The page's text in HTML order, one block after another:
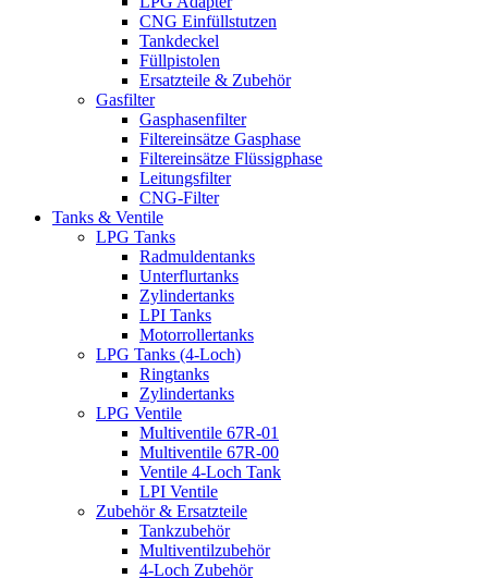
CNG Einfüllstutzen
Tankdeckel
Füllpistolen
Ersatzteile & Zubehör
Gasfilter
Gasphasenfilter
Filtereinsätze Gasphase
Filtereinsätze Flüssigphase
Leitungsfilter
CNG-Filter
Tanks & Ventile
LPG Tanks
Radmuldentanks
Unterflurtanks
Zylindertanks
LPI Tanks
Motorrollertanks
LPG Tanks (4-Loch)
Ringtanks
Zylindertanks
LPG Ventile
Multiventile 67R-01
Multiventile 67R-00
Ventile 4-Loch Tank
LPI Ventile
Zubehör & Ersatzteile
Tankzubehör
Multiventilzubehör
4-Loch Zubehör